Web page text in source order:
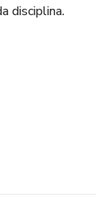
disciplina.